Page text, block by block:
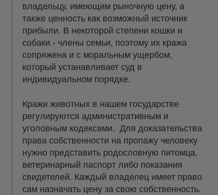
владельцу, имеющим рыночную цену, а
также ценность как возможный источник
прибыли. В некоторой степени кошки и
собаки - члены семьи, поэтому их кража
сопряжена и с моральным ущербом,
который устанавливает суд в
индивидуальном порядке.
Кражи животных в нашем государстве
регулируются административным и
уголовным кодексами. Для доказательства
права собственности на пропажу человеку
нужно представить родословную питомца,
ветеринарный паспорт либо показания
свидетелей. Каждый владелец имеет право
сам назначать цену за свою собственность.